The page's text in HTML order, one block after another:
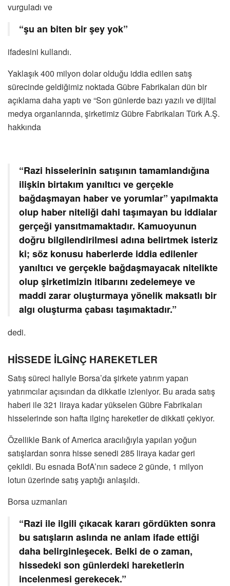
vurguladı ve
“şu an biten bir şey yok”
ifadesini kullandı.
Yaklaşık 400 milyon dolar olduğu iddia edilen satış
sürecinde geldiğimiz noktada Gübre Fabrikaları dün bir
açıklama daha yaptı ve “Son günlerde bazı yazılı ve dijital
medya organlarında, şirketimiz Gübre Fabrikaları Türk A.Ş.
hakkında
“Razi hisselerinin satışının tamamlandığına
ilişkin birtakım yanıltıcı ve gerçekle
bağdaşmayan haber ve yorumlar” yapılmakta
olup haber niteliği dahi taşımayan bu iddialar
gerçeği yansıtmamaktadır. Kamuoyunun
doğru bilgilendirilmesi adına belirtmek isteriz
ki; söz konusu haberlerde iddia edilenler
yanıltıcı ve gerçekle bağdaşmayacak nitelikte
olup şirketimizin itibarını zedelemeye ve
maddi zarar oluşturmaya yönelik maksatlı bir
algı oluşturma çabası taşımaktadır.”
dedi.
HİSSEDE İLGİNÇ HAREKETLER
Satış süreci haliyle Borsa’da şirkete yatırım yapan
yatırımcılar açısından da dikkatle izleniyor. Bu arada satış
haberi ile 321 liraya kadar yükselen Gübre Fabrikaları
hisselerinde son hafta ilginç hareketler de dikkati çekiyor.
Özellikle Bank of America aracılığıyla yapılan yoğun
satışlardan sonra hisse senedi 285 liraya kadar geri
çekildi. Bu esnada BofA’nın sadece 2 günde, 1 milyon
lotun üzerinde satış yaptığı anlaşıldı.
Borsa uzmanları
“Razi ile ilgili çıkacak kararı gördükten sonra
bu satışların aslında ne anlam ifade ettiği
daha belirginleşecek. Belki de o zaman,
hissedeki son günlerdeki hareketlerin
incelenmesi gerekecek.”